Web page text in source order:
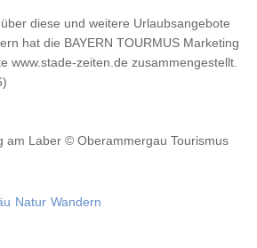
diese und weitere Urlaubsangebote
hat die BAYERN TOURMUS Marketing
www.stade-zeiten.de zusammengestellt.
am Laber © Oberammergau Tourismus
Natur Wandern